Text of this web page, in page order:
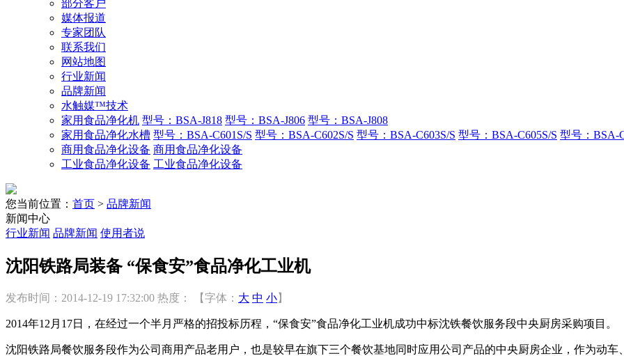
部分客户
媒体报道
专家团队
联系我们
网站地图
行业新闻
品牌新闻
水触媒™技术
家用食品净化机 型号：BSA-J818 型号：BSA-J806 型号：BSA-J808
家用食品净化水槽 型号：BSA-C601S/S 型号：BSA-C602S/S 型号：BSA-C603S/S 型号：BSA-C605S/S 型号：BSA-
商用食品净化设备 商用食品净化设备
工业食品净化设备 工业食品净化设备
您当前位置： 首页 > 品牌新闻
新闻中心
行业新闻 品牌新闻 使用者说
沈阳铁路局装备 “保食安”食品净化工业机
发布时间：2014-12-19 17:32:00 热度： 【字体： 大 中 小】
2014年12月17日，在经过一个半月严格的招投标历程，“保食安”食品净化工业机成功中标沈铁餐饮服务段中央厨房采购项目。
沈阳铁路局餐饮服务段作为公司商用产品老用户，也是较早在旗下三个餐饮基地同时应用公司产品的中央厨房企业，作为动